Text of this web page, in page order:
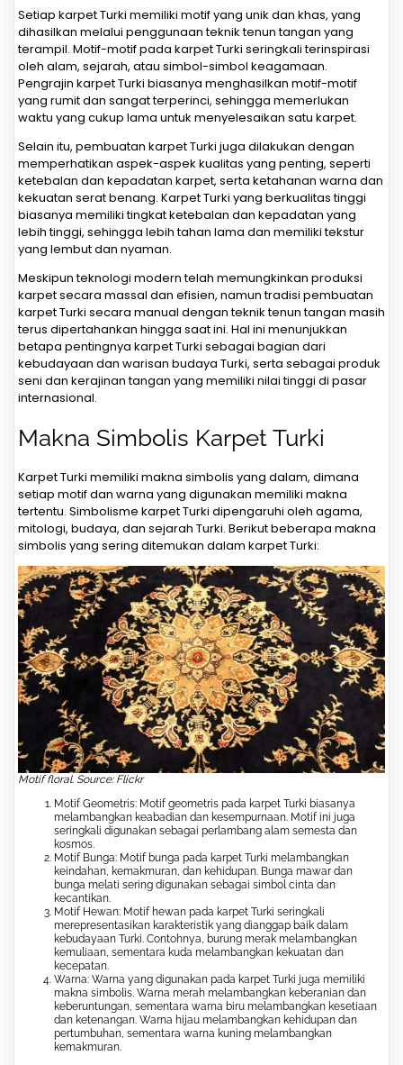
Setiap karpet Turki memiliki motif yang unik dan khas, yang
dihasilkan melalui penggunaan teknik tenun tangan yang
terampil. Motif-motif pada karpet Turki seringkali terinspirasi
oleh alam, sejarah, atau simbol-simbol keagamaan.
Pengrajin karpet Turki biasanya menghasilkan motif-motif
yang rumit dan sangat terperinci, sehingga memerlukan
waktu yang cukup lama untuk menyelesaikan satu karpet.
Selain itu, pembuatan karpet Turki juga dilakukan dengan
memperhatikan aspek-aspek kualitas yang penting, seperti
ketebalan dan kepadatan karpet, serta ketahanan warna dan
kekuatan serat benang. Karpet Turki yang berkualitas tinggi
biasanya memiliki tingkat ketebalan dan kepadatan yang
lebih tinggi, sehingga lebih tahan lama dan memiliki tekstur
yang lembut dan nyaman.
Meskipun teknologi modern telah memungkinkan produksi
karpet secara massal dan efisien, namun tradisi pembuatan
karpet Turki secara manual dengan teknik tenun tangan masih
terus dipertahankan hingga saat ini. Hal ini menunjukkan
betapa pentingnya karpet Turki sebagai bagian dari
kebudayaan dan warisan budaya Turki, serta sebagai produk
seni dan kerajinan tangan yang memiliki nilai tinggi di pasar
internasional.
Makna Simbolis Karpet Turki
Karpet Turki memiliki makna simbolis yang dalam, dimana
setiap motif dan warna yang digunakan memiliki makna
tertentu. Simbolisme karpet Turki dipengaruhi oleh agama,
mitologi, budaya, dan sejarah Turki. Berikut beberapa makna
simbolis yang sering ditemukan dalam karpet Turki:
Motif floral. Source: Flickr
Motif Geometris: Motif geometris pada karpet Turki biasanya
melambangkan keabadian dan kesempurnaan. Motif ini juga
seringkali digunakan sebagai perlambang alam semesta dan
kosmos.
Motif Bunga: Motif bunga pada karpet Turki melambangkan
keindahan, kemakmuran, dan kehidupan. Bunga mawar dan
bunga melati sering digunakan sebagai simbol cinta dan
kecantikan.
Motif Hewan: Motif hewan pada karpet Turki seringkali
merepresentasikan karakteristik yang dianggap baik dalam
kebudayaan Turki. Contohnya, burung merak melambangkan
kemuliaan, sementara kuda melambangkan kekuatan dan
kecepatan.
Warna: Warna yang digunakan pada karpet Turki juga memiliki
makna simbolis. Warna merah melambangkan keberanian dan
keberuntungan, sementara warna biru melambangkan kesetiaan
dan ketenangan. Warna hijau melambangkan kehidupan dan
pertumbuhan, sementara warna kuning melambangkan
kemakmuran.